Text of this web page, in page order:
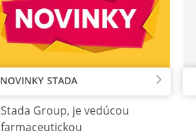
NOVINKY STADA
Stada Group, je vedúcou
farmaceutickou